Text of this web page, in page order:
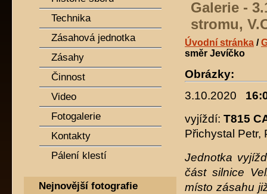
Galerie -
stromu,
Úvodní stránka /
směr Jevíčko
Obrázky:
3.10.2020
vyjíždí: T815
Přichystal Petr,
Jednotka
část silnice
místo zásahu
Technika
Zásahová jednotka
Zásahy
Činnost
Video
Fotogalerie
Kontakty
Pálení klestí
Nejnovější fotografie